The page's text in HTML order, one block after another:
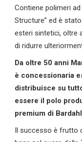
Contiene polimeri
Structure” ed è
esteri sintetici, oltre
di ridurre
Da oltre 50 anni
è concessionaria
distribuisce su
essere il polo
premium di
Il successo è frutto